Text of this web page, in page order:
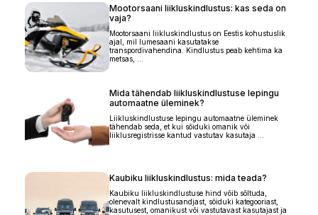
Mootorsaani liikluskindlustus: kas seda on
vaja?
Mootorsaani liikluskindlustus on Eestis kohustuslik
ajal, mil lumesaani kasutatakse
transpordivahendina. Kindlustus peab kehtima ka
metsas, ...
Mida tähendab liikluskindlustuse lepingu
automaatne üleminek?
Liikluskindlustuse lepingu automaatne üleminek
tähendab seda, et kui sõiduki omanik või
liiklusregistrisse kantud vastutav kasutaja ...
Kaubiku liikluskindlustus: mida teada?
Kaubiku liikluskindlustuse hind võib sõltuda,
olenevalt kindlustusandjast, sõiduki kategooriast,
kasutusest, omanikust või vastutavast kasutajast ja